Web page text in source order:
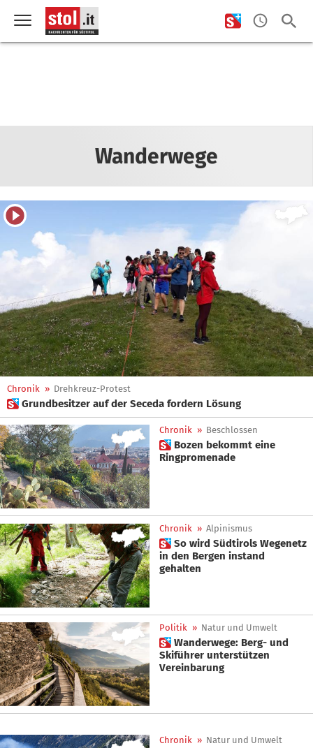
Wanderwege
Chronik » Drehkreuz-Protest
 Grundbesitzer auf der Seceda fordern Lösung
Chronik » Beschlossen
 Bozen bekommt eine
Ringpromenade
Chronik » Alpinismus
 So wird Südtirols Wegenetz
in den Bergen instand
gehalten
Politik » Natur und Umwelt
 Wanderwege: Berg- und
Skiführer unterstützen
Vereinbarung
Chronik » Natur und Umwelt